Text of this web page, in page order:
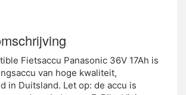
Fietsaccu Panasonic 36V 17Ah is
van hoge kwaliteit,
in Duitsland. Let op: de accu is